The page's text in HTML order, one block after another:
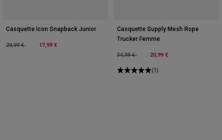
Casquette Icon Snapback Junior
Price reduced from
29,99 €to 17,99 €
Casquette Supply Mesh Rope
Trucker Femme
Price reduced from
34,99 €to 20,99 €
(1)